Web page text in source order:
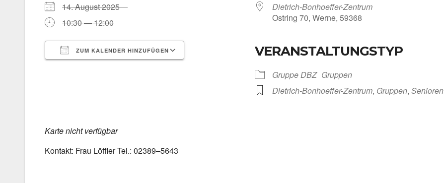
14. August 2025
10:30 — 12:00
ZUM KALENDER HINZUFÜGEN
Dietrich-Bonhoeffer-Zentrum
Ost­ring 70, Wer­ne, 59368
VERANSTALTUNGSTYP
Grup­pe DBZ Grup­pen
Dietrich-Bonhoeffer-Zentrum, Grup­pen, Senio­ren
Kar­te nicht ver­füg­bar
Kon­takt: Frau Löff­ler Tel.: 02389–5643